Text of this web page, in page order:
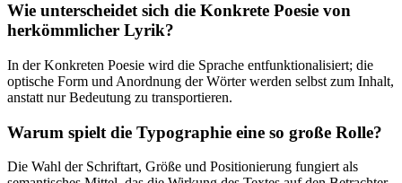
Wie unterscheidet sich die Konkrete Poesie von
herkömmlicher Lyrik?
In der Konkreten Poesie wird die Sprache entfunktionalisiert; die
optische Form und Anordnung der Wörter werden selbst zum Inhalt,
anstatt nur Bedeutung zu transportieren.
Warum spielt die Typographie eine so große Rolle?
Die Wahl der Schriftart, Größe und Positionierung fungiert als